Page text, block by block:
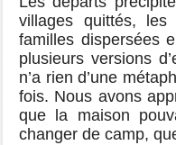
villages quittés, les
familles dispersées
plusieurs versions
n’a rien d’une
fois. Nous avons
que la maison
changer de camp,